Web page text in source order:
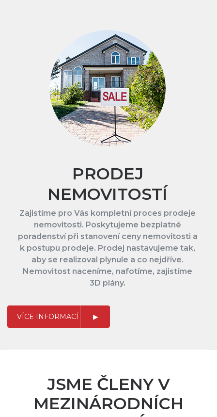
PRODEJ
NEMOVITOSTÍ
Zajistíme pro Vás kompletní proces prodeje
nemovitosti. Poskytujeme bezplatné
poradenství při stanovení ceny nemovitosti a
k postupu prodeje. Prodej nastavujeme tak,
aby se realizoval plynule a co nejdříve.
Nemovitost naceníme, nafotíme, zajistíme
3D plány.
VÍCE INFORMACÍ
JSME ČLENY V
MEZINÁRODNÍCH